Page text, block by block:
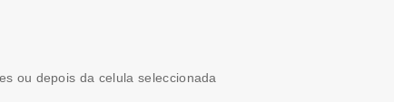
ou depois da celula seleccionada